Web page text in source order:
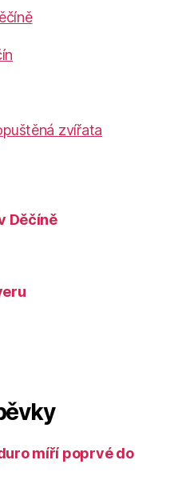
zvířata
Děčíně
míří poprvé do